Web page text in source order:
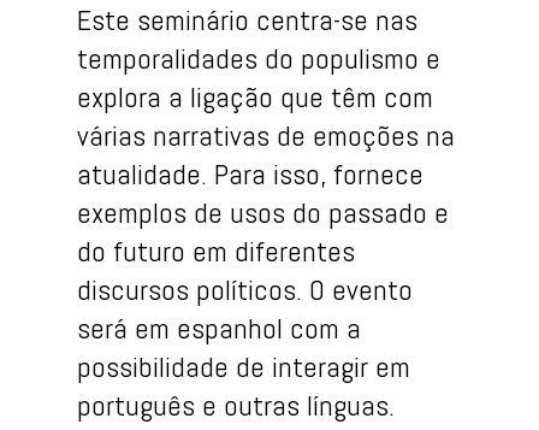
Este seminário centra-se nas
temporalidades do populismo e
explora a ligação que têm com
várias narrativas de emoções na
atualidade. Para isso, fornece
exemplos de usos do passado e
do futuro em diferentes
discursos políticos. O evento
será em espanhol com a
possibilidade de interagir em
português e outras línguas.